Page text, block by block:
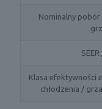
Nominalny pobór
Klasa efektywności
chłodzenia /